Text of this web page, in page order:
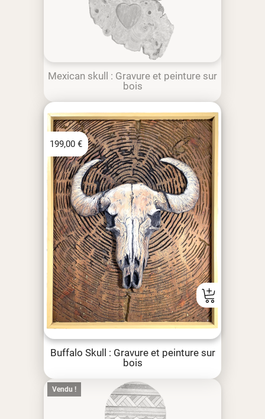
Mexican skull : Gravure et peinture sur
bois
Buffalo Skull : Gravure et peinture sur
bois
199,00 €
Vendu !